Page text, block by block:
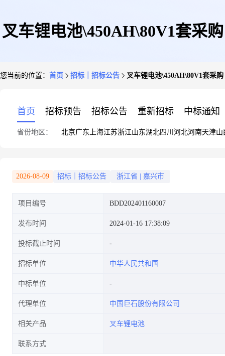
叉车锂电池\450AH\80V1套采购
您当前的位置： 首页 招标｜招标公告 叉车锂电池\450AH\80V1套采购
首页 招标预告 招标公告 重新招标 中标通知
省份地区： 北京广东 上海江苏浙江山东湖北四川 河北河南天津山
2026-08-09 招标｜招标公告 浙江省 嘉兴市
项目编号 BDD202401160007
发布时间 2024-01-16 17:38:09
投标截止时间
招标单位 中华人民共和国
中标单位
代理单位 中国巨石股份有限公司
相关产品 叉车锂电池
联系方式